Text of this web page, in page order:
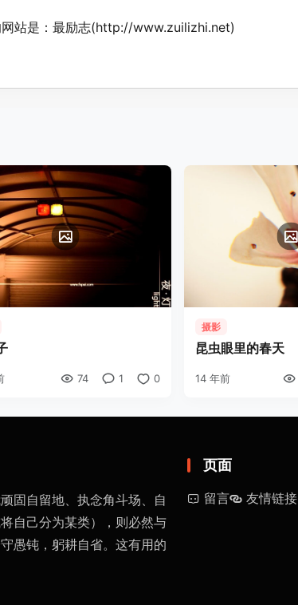
站是：最励志(http://www.zuilizhi.net)
74 1 0
摄影
昆虫眼里的春天
14 年前
固自留地、执念角斗场、自
自己分为某类），则必然与
愚钝，躬耕自省。这有用的
页面
留言 友情链接